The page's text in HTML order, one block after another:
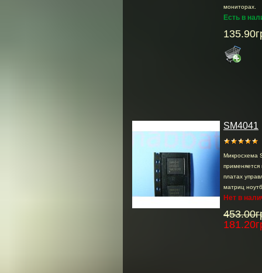
мониторах.
Есть в
SM4041
Микросхема
применяется
платах
матриц
Нет в